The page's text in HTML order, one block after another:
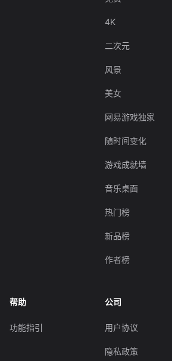
4K
二次元
风景
美女
网易游戏独家
随时间变化
游戏成就墙
音乐桌面
热门榜
新品榜
作者榜
帮助
功能指引
公司
用户协议
隐私政策